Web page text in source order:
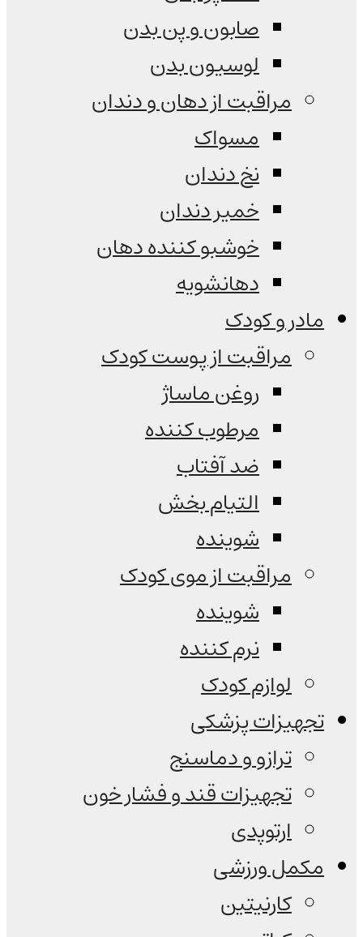
صابون و پن بدن
لوسیون بدن
مراقبت از دهان و دندان
مسواک
نخ دندان
خمیر دندان
خوشبو کننده دهان
دهانشویه
مادر و کودک
مراقبت از پوست کودک
روغن ماساژ
مرطوب کننده
ضد آفتاب
التیام بخش
شوینده
مراقبت از موی کودک
شوینده
نرم کننده
لوازم کودک
تجهیزات پزشکی
ترازو و دماسنج
تجهیزات قند و فشار خون
ارتوپدی
مکمل ورزشی
کارنیتین